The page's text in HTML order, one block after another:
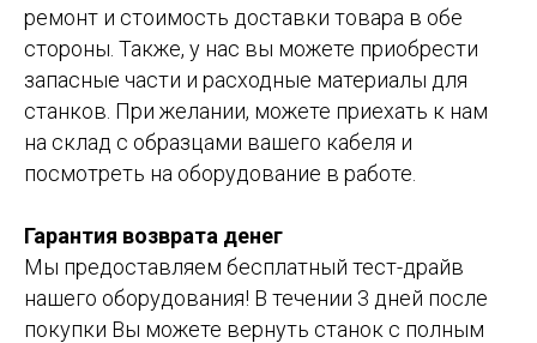
ремонт и стоимость доставки товара в обе
стороны. Также, у нас вы можете приобрести
запасные части и расходные материалы для
станков. При желании, можете приехать к нам
на склад с образцами вашего кабеля и
посмотреть на оборудование в работе.
Гарантия возврата денег
Мы предоставляем бесплатный тест-драйв
нашего оборудования! В течении 3 дней после
покупки Вы можете вернуть станок с полным